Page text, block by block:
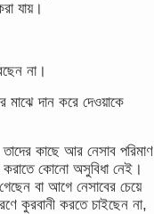
যায়।
না।
মাঝে দান করে দেওয়াকে
কাছে আর নেসাব পরিমাণ
করাতে কোনো অসুবিধা নেই।
বা আগে নেসাবের চেয়ে
কুরবানী করতে চাইছেন না,